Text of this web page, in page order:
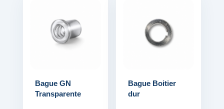
Bague GN
Transparente
Bague Boitier
dur